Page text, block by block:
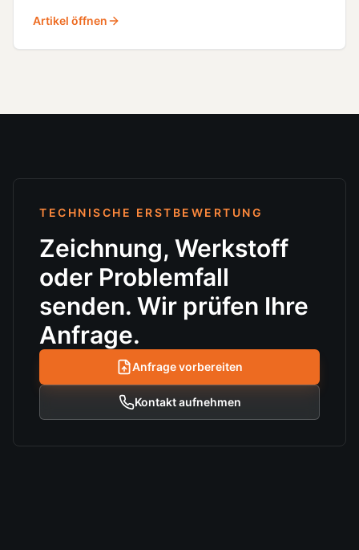
Artikel öffnen
TECHNISCHE ERSTBEWERTUNG
Zeichnung, Werkstoff
oder Problemfall
senden. Wir prüfen Ihre
Anfrage.
Anfrage vorbereiten
Kontakt aufnehmen